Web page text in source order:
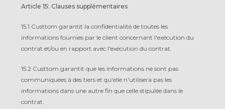
Article 15: Clauses supplémentaires
15.1 Custtom garantit la confidentialité de toutes les
informations fournies par le client concernant l'exécution du
contrat et/ou en rapport avec l'exécution du contrat.
15.2 Custtom garantit que les informations ne sont pas
communiquées à des tiers et qu'elle n'utilisera pas les
informations dans une autre fin que celle stipulée dans le
contrat.